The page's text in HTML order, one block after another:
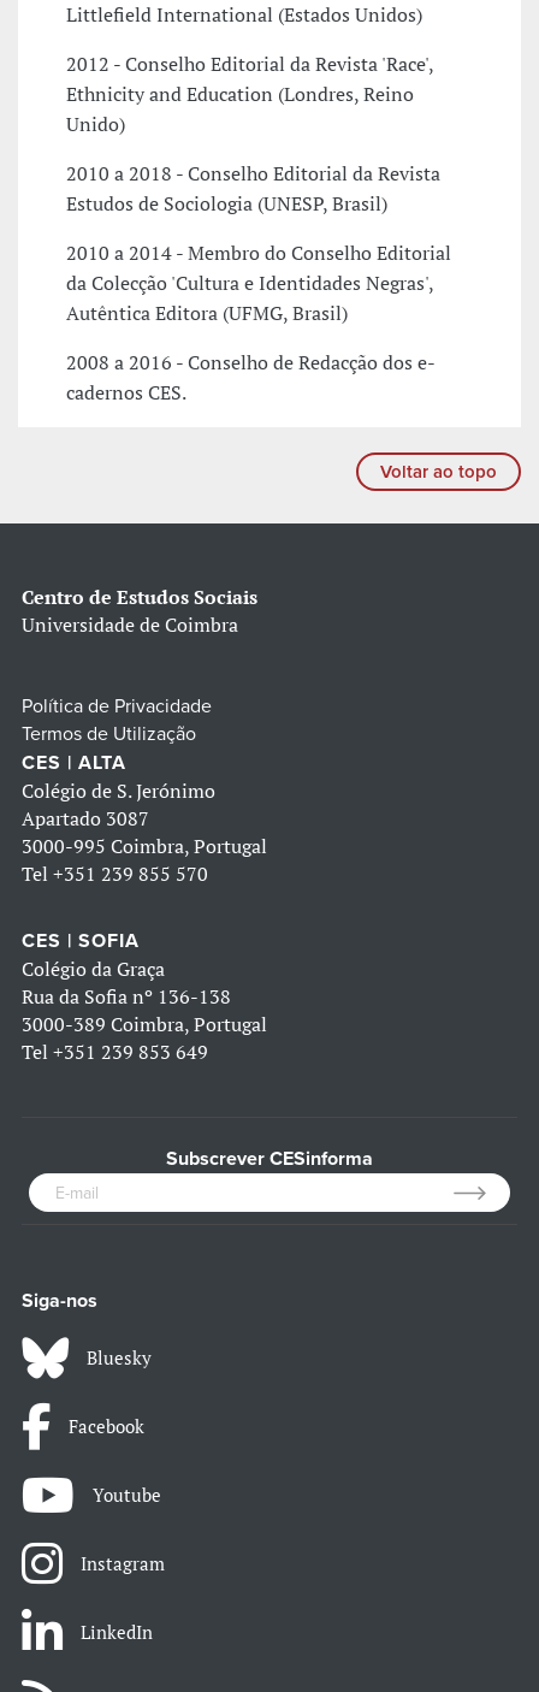
Littlefield International (Estados Unidos)
2012 - Conselho Editorial da Revista 'Race',
Ethnicity and Education (Londres, Reino
Unido)
2010 a 2018 - Conselho Editorial da Revista
Estudos de Sociologia (UNESP, Brasil)
2010 a 2014 - Membro do Conselho Editorial
da Colecção 'Cultura e Identidades Negras',
Autêntica Editora (UFMG, Brasil)
2008 a 2016 - Conselho de Redacção dos e-
cadernos CES.
Voltar ao topo
Centro de Estudos Sociais
Universidade de Coimbra
Política de Privacidade
Termos de Utilização
CES | ALTA
Colégio de S. Jerónimo
Apartado 3087
3000-995 Coimbra, Portugal
Tel +351 239 855 570
CES | SOFIA
Colégio da Graça
Rua da Sofia nº 136-138
3000-389 Coimbra, Portugal
Tel +351 239 853 649
Subscrever CESinforma
Siga-nos
Bluesky
Facebook
Youtube
Instagram
LinkedIn